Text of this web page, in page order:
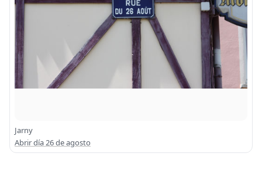
Jarny
Abrir día 26 de agosto